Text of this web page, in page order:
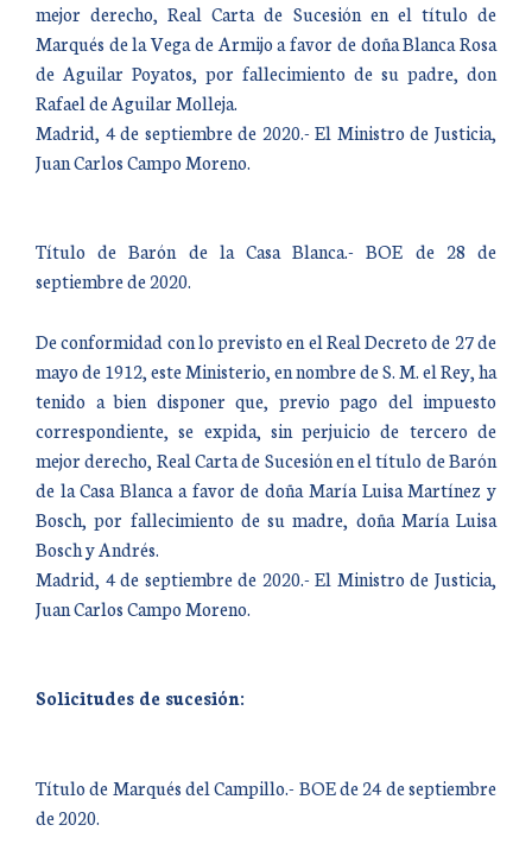
mejor derecho, Real Carta de Sucesión en el título de
Marqués de la Vega de Armijo a favor de doña Blanca Rosa
de Aguilar Poyatos, por fallecimiento de su padre, don
Rafael de Aguilar Molleja.
Madrid, 4 de septiembre de 2020.- El Ministro de Justicia,
Juan Carlos Campo Moreno.
Título de Barón de la Casa Blanca.- BOE de 28 de
septiembre de 2020.
De conformidad con lo previsto en el Real Decreto de 27 de
mayo de 1912, este Ministerio, en nombre de S. M. el Rey, ha
tenido a bien disponer que, previo pago del impuesto
correspondiente, se expida, sin perjuicio de tercero de
mejor derecho, Real Carta de Sucesión en el título de Barón
de la Casa Blanca a favor de doña María Luisa Martínez y
Bosch, por fallecimiento de su madre, doña María Luisa
Bosch y Andrés.
Madrid, 4 de septiembre de 2020.- El Ministro de Justicia,
Juan Carlos Campo Moreno.
Solicitudes de sucesión:
Título de Marqués del Campillo.- BOE de 24 de septiembre
de 2020.